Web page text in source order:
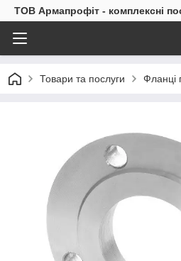
ТОВ Армапрофіт - комплексні
Товари та послуги Фланці